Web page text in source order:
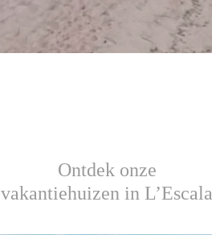
Ontdek onze
vakantiehuizen in L’Escala